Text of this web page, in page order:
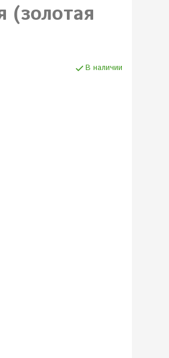
(золотая
В наличии